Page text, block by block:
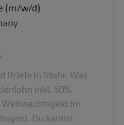
(m/w/d)
Briefe in Stuhr. Was
inkl. 50%
im
Du kannst